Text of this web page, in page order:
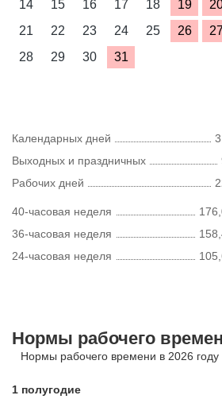
14
15 16 17 18 19
21
22 23 24 25 26
28
29 30 31
Календарных дней
Выходных и праздничных
Рабочих дней
40-часовая неделя
36-часовая неделя
24-часовая неделя
Нормы рабочего
Нормы рабочего времени в 2026 году
1 полугодие